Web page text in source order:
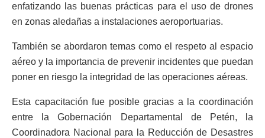
enfatizando las buenas prácticas para el uso de drones
en zonas aledañas a instalaciones aeroportuarias.
También se abordaron temas como el respeto al espacio
aéreo y la importancia de prevenir incidentes que puedan
poner en riesgo la integridad de las operaciones aéreas.
Esta capacitación fue posible gracias a la coordinación
entre la Gobernación Departamental de Petén, la
Coordinadora Nacional para la Reducción de Desastres